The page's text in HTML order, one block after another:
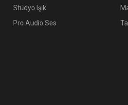
Stüdyo Işık
Pro Audio Ses